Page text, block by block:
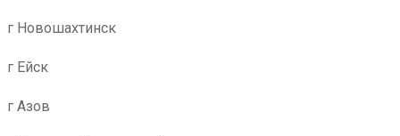
г Новошахтинск
г Ейск
г Азов